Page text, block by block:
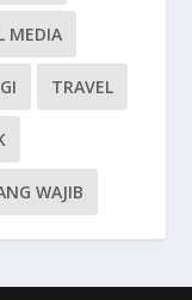
MEDIA
TRAVEL
WAJIB